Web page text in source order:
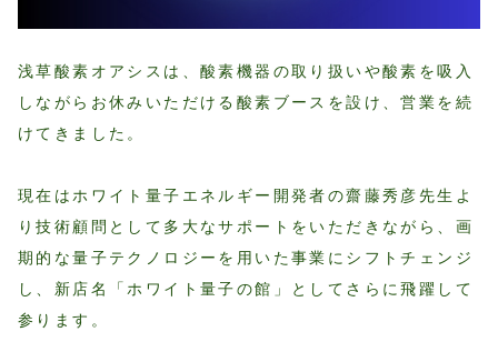
浅草酸素オアシスは、酸素機器の取り扱いや酸素を吸入
しながらお休みいただける酸素ブースを設け、営業を続
けてきました。
現在はホワイト量子エネルギー開発者の齋藤秀彦先生よ
り技術顧問として多大なサポートをいただきながら、画
期的な量子テクノロジーを用いた事業にシフトチェンジ
し、新店名「ホワイト量子の館」としてさらに飛躍して
参ります。